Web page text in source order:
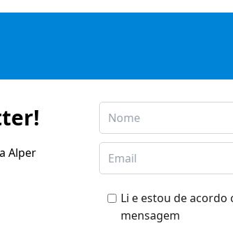
Alper
Li e estou de acordo
mensagem